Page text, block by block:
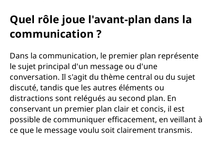
Quel rôle joue l'avant-plan dans la
communication ?
Dans la communication, le premier plan représente
le sujet principal d'un message ou d'une
conversation. Il s'agit du thème central ou du sujet
discuté, tandis que les autres éléments ou
distractions sont relégués au second plan. En
conservant un premier plan clair et concis, il est
possible de communiquer efficacement, en veillant à
ce que le message voulu soit clairement transmis.